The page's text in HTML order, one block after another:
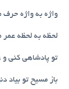
واژه به واژه
لحظه به لحظه
تو پادشاهی کنی
باز مسیح تو بیاد